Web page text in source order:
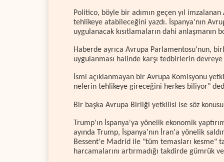
Politico, böyle bir adımın geçen yıl
tehlikeye atabileceğini yazdı. İspanya'nın
uygulanacak kısıtlamaların dahi
Haberde ayrıca Avrupa Parlamentosu'nun,
uygulanması halinde karşı tedbirlerin
İsmi açıklanmayan bir Avrupa Komisyonu
nelerin tehlikeye gireceğini herkes biliyor"
Bir başka Avrupa Birliği yetkilisi ise söz
Trump'ın İspanya'ya yönelik ekonomik
ayında Trump, İspanya'nın İran'a yönelik
Bessent'e Madrid ile "tüm temasları kesme"
harcamalarını artırmadığı takdirde gümrük